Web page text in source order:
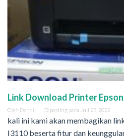
Link Download Printer
Oleh Dendi Diposting pada Juli 23, 2022
kali ini kami akan membagikan
I3110 beserta fitur dan